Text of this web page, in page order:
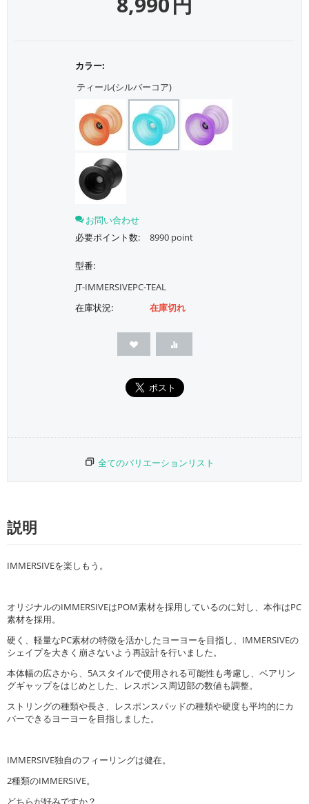
カラー:
ティール(シルバーコア)
お問い合わせ
必要ポイント数:
8990 point
型番:
JT-IMMERSIVEPC-TEAL
在庫状況:
在庫切れ
全てのバリエーションリスト
説明
IMMERSIVEを楽しもう。
オリジナルのIMMERSIVEはPOM素材を採用しているのに対し、本作はPC
素材を採用。
硬く、軽量なPC素材の特徴を活かしたヨーヨーを目指し、IMMERSIVEの
シェイプを大きく崩さないよう再設計を行いました。
本体幅の広さから、5Aスタイルで使用される可能性も考慮し、ベアリン
グギャップをはじめとした、レスポンス周辺部の数値も調整。
ストリングの種類や長さ、レスポンスパッドの種類や硬度も平均的にカ
バーできるヨーヨーを目指しました。
IMMERSIVE独自のフィーリングは健在。
2種類のIMMERSIVE。
どちらが好みですか？